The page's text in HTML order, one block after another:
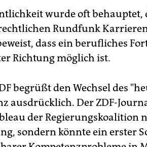
wurde oft behauptet,
Rundfunk
dass ein berufliches
Richtung möglich ist.
begrüßt den Wechsel des
ausdrücklich. Der ZDF-
der Regierungskoalition
sondern könnte ein erster